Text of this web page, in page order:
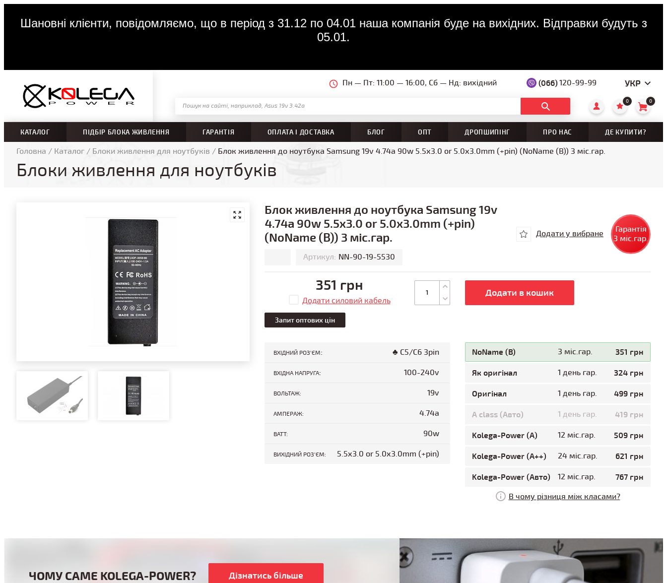
Шановні клієнти, повідомляємо, що в період з 31.12 по 04.01 наша компанія буде на вихідних. Відправки будуть з
05.01.
Пн — Пт: 11:00 — 16:00, Сб — Нд: вихідний (066) 120-99-99 УКР
0 0
КАТАЛОГ ПІДБІР БЛОКА ЖИВЛЕННЯ ГАРАНТІЯ ОПЛАТА І ДОСТАВКА БЛОГ ОПТ ДРОПШИПІНГ ПРО НАС ДЕ КУПИТИ?
Головна / Каталог / Блоки живлення для ноутбуків / Блок живлення до ноутбука Samsung 19v 4.74a 90w 5.5x3.0 or 5.0x3.0mm (+pin) (NoName (B)) 3 міс.гар.
Блоки живлення для ноутбуків
Блок живлення до ноутбука Samsung 19v
4.74a 90w 5.5x3.0 or 5.0x3.0mm (+pin)
(NoName (B)) 3 міс.гар.
Артикул: NN-90-19-5530
Додати у вибране
Гарантія
3 міс.гар.
351 грн
Додати силовий кабель
Додати в кошик
Запит оптових цін
ВХІДНИЙ РОЗ'ЄМ: ♣ C5/C6 3pin
ВХІДНА НАПРУГА: 100-240v
ВОЛЬТАЖ: 19v
АМПЕРАЖ: 4.74a
ВАТТ: 90w
ВИХІДНИЙ РОЗ'ЄМ: 5.5x3.0 or 5.0x3.0mm (+pin)
NoName (B) 3 міс.гар. 351 грн
Як оригінал 1 день гар. 324 грн
Оригінал 1 день гар. 499 грн
A class (Авто) 1 день гар. 419 грн
Kolega-Power (A) 12 міс.гар. 509 грн
Kolega-Power (A++) 24 міс.гар. 621 грн
Kolega-Power (Авто) 12 міс.гар. 767 грн
В чому різниця між класами?
ЧОМУ САМЕ KOLEGA-POWER? Дізнатись більше